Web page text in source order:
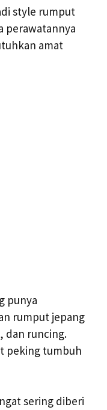
style rumput
perawatannya
amat
punya
rumput jepang
dan runcing.
peking tumbuh
sering diberi